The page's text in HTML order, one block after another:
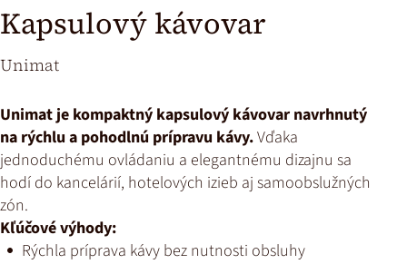
Kapsulový kávovar
Unimat
Unimat je kompaktný kapsulový kávovar navrhnutý
na rýchlu a pohodlnú prípravu kávy.Vďaka
jednoduchému ovládaniu a elegantnému dizajnu sa
hodí do kancelárií, hotelových izieb aj samoobslužných
zón.
Kľúčové výhody:
Rýchla príprava kávy bez nutnosti obsluhy